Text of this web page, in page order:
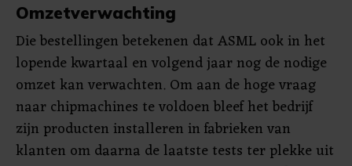
Omzetverwachting
Die bestellingen betekenen dat ASML ook in het
lopende kwartaal en volgend jaar nog de nodige
omzet kan verwachten. Om aan de hoge vraag
naar chipmachines te voldoen bleef het bedrijf
zijn producten installeren in fabrieken van
klanten om daarna de laatste tests ter plekke uit